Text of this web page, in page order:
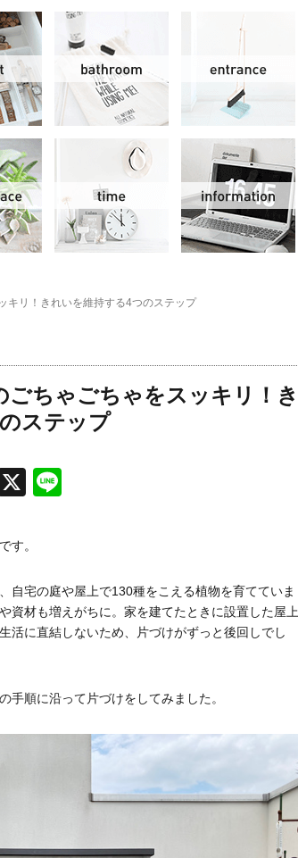
ニング クローゼット
ス
キリ！きれいを維持する4つのステップ
ごちゃごちゃをスッキリ！き
ステップ
Facebook
X
す。
自宅の庭や屋上で130種をこえる植物を育てていま
資材も増えがちに。家を建てたときに設置した屋上
活に直結しないため、片づけがずっと後回しでし
手順に沿って片づけをしてみました。